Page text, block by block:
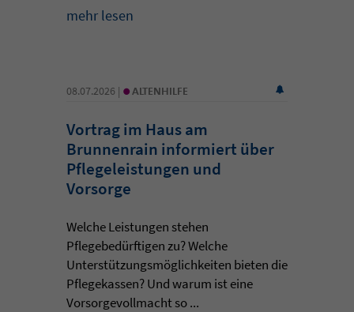
mehr lesen
08.07.2026 | • ALTENHILFE
Vortrag im Haus am
Brunnenrain informiert über
Pflegeleistungen und
Vorsorge
Welche Leistungen stehen
Pflegebedürftigen zu? Welche
Unterstützungsmöglichkeiten bieten die
Pflegekassen? Und warum ist eine
Vorsorgevollmacht so ...